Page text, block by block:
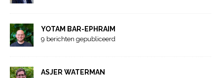
YOTAM BAR-EPHRAIM
9 berichten gepubliceerd
ASJER WATERMAN